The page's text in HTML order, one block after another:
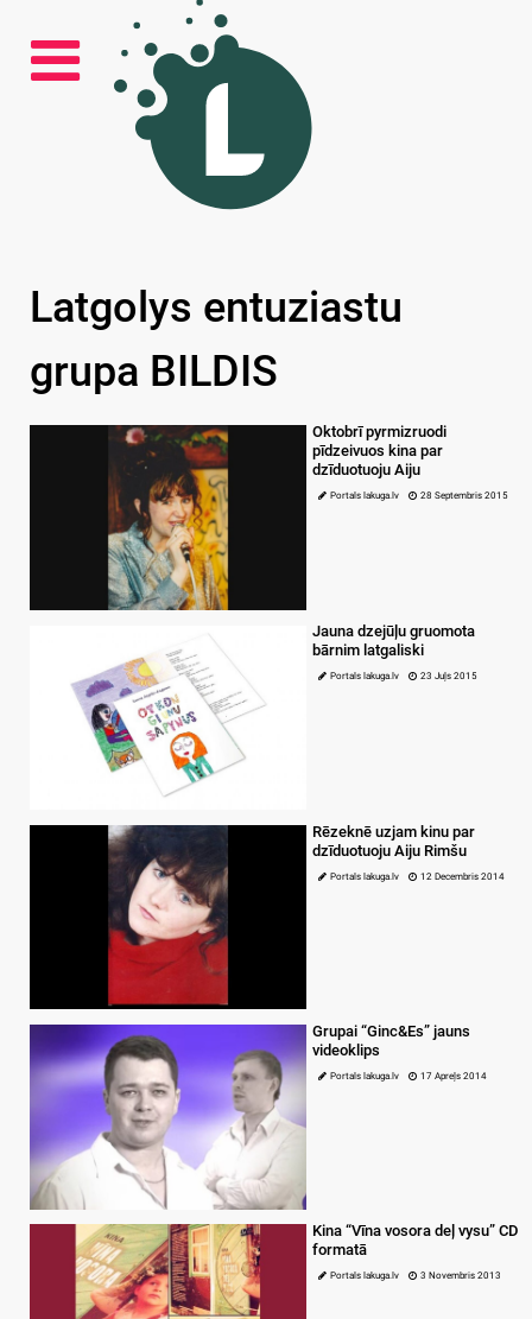
Latgolys entuziastu
grupa BILDIS
Oktobrī pyrmizruodi
pīdzeivuos kina par
dzīduotuoju Aiju
Portals lakuga.lv 28 Septembris 2015
Jauna dzejūļu gruomota
bārnim latgaliski
Portals lakuga.lv 23 Juļs 2015
Rēzeknē uzjam kinu par
dzīduotuoju Aiju Rimšu
Portals lakuga.lv 12 Decembris 2014
Grupai “Ginc&Es” jauns
videoklips
Portals lakuga.lv 17 Apreļs 2014
Kina “Vīna vosora deļ vysu” CD
formatā
Portals lakuga.lv 3 Novembris 2013